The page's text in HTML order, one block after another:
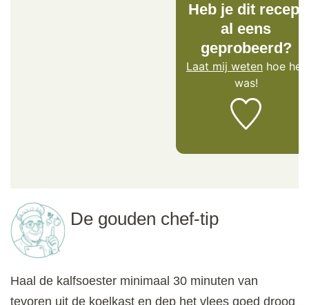
Heb je dit recept
al eens
geprobeerd?
Laat mij weten hoe het
was!
De gouden chef-tip
Haal de kalfsoester minimaal 30 minuten van
tevoren uit de koelkast en dep het vlees goed droog